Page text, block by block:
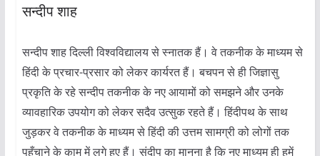
सन्दीप शाह
सन्दीप शाह दिल्ली विश्वविद्यालय से स्नातक हैं। वे तकनीक के माध्यम से
हिंदी के प्रचार-प्रसार को लेकर कार्यरत हैं। बचपन से ही जिज्ञासु
प्रकृति के रहे सन्दीप तकनीक के नए आयामों को समझने और उनके
व्यावहारिक उपयोग को लेकर सदैव उत्सुक रहते हैं। हिंदीपथ के साथ
जुड़कर वे तकनीक के माध्यम से हिंदी की उत्तम सामग्री को लोगों तक
पहुँचाने के काम में लगे हुए हैं। संदीप का मानना है कि नए माध्यम ही हमें